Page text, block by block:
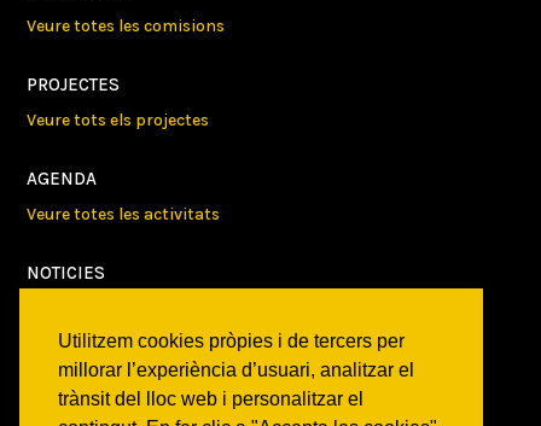
Utilitzem cookies pròpies i de tercers per
millorar l’experiència d’usuari, analitzar el
trànsit del lloc web i personalitzar el
Veure totes les comisions
PROJECTES
Veure tots els projectes
AGENDA
Veure totes les activitats
NOTICIES
Comunicats
Victories